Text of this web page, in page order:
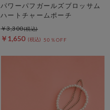
パワーパフガールズブロッサム
ハートチャームポーチ
￥1,650 50％OFF
￥3,300